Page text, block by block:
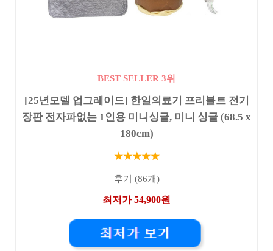
BEST SELLER 3위
[25년모델 업그레이드] 한일의료기 프리볼트 전기
장판 전자파없는 1인용 미니싱글, 미니 싱글 (68.5 x
180cm)
★★★★★
후기 (86개)
최저가 54,900원